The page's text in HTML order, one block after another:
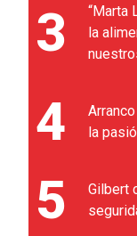
3
“Marta
la
4
la
5
Gilbert